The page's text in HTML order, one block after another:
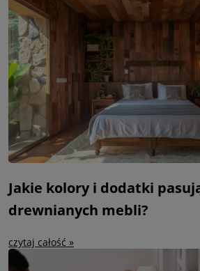
Jakie kolory i dodatki
drewnianych mebli?
czytaj całość »